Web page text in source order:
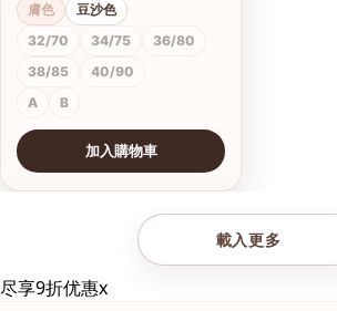
膚色
豆沙色
32/70
34/75
36/80
38/85
40/90
A
B
加入購物車
載入更多
尽享9折优惠x